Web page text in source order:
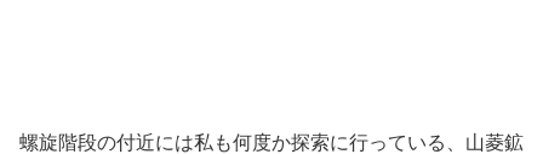
螺旋階段の付近には私も何度か探索に行っている、山菱鉱